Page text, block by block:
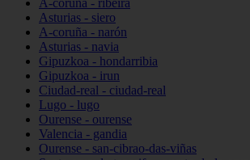
A-coruña - ribeira
Asturias - siero
A-coruña - narón
Asturias - navia
Gipuzkoa - hondarribia
Gipuzkoa - irun
Ciudad-real - ciudad-real
Lugo - lugo
Ourense - ourense
Valencia - gandia
Ourense - san-cibrao-das-viñas